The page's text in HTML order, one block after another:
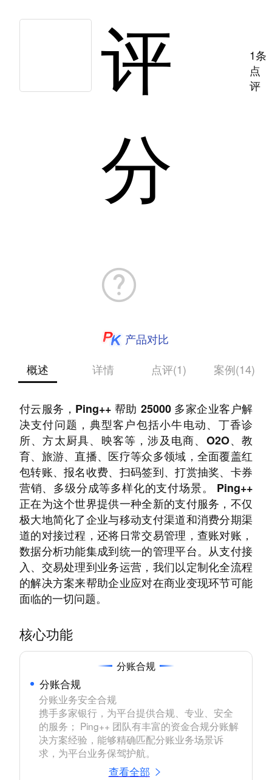
评
分
1条
点
评
产品对比
概述
详情 点评(1) 案例(14)
付云服务，Ping++ 帮助 25000 多家企业客户解
决支付问题，典型客户包括小牛电动、丁香诊
所、方太厨具、映客等，涉及电商、O2O、教
育、旅游、直播、医疗等众多领域，全面覆盖红
包转账、报名收费、扫码签到、打赏抽奖、卡券
营销、多级分成等多样化的支付场景。 Ping++
正在为这个世界提供一种全新的支付服务，不仅
极大地简化了企业与移动支付渠道和消费分期渠
道的对接过程，还将日常交易管理，查账对账，
数据分析功能集成到统一的管理平台。从支付接
入、交易处理到业务运营，我们以定制化全流程
的解决方案来帮助企业应对在商业变现环节可能
面临的一切问题。
核心功能
分账合规
分账合规
分账业务安全合规
携手多家银行，为平台提供合规、专业、安全
的服务； Ping++ 团队有丰富的资金合规分账解
决方案经验，能够精确匹配分账业务场景诉
求，为平台业务保驾护航。
查看全部